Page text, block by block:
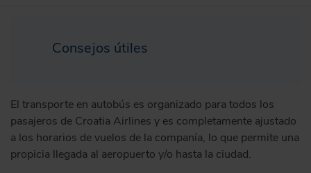
Consejos útiles
El transporte en autobús es organizado para todos los
pasajeros de Croatia Airlines y es completamente ajustado
a los horarios de vuelos de la companía, lo que permite una
propicia llegada al aeropuerto y/o hasta la ciudad.